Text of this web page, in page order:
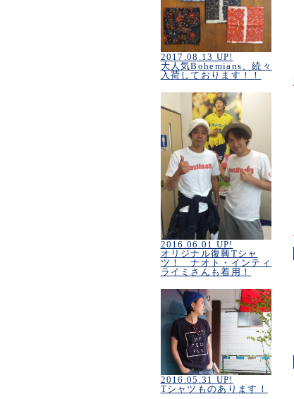
2017.08.13 UP!
大人気Bohemians、続々
入荷しております！！
2016.06.01 UP!
オリジナル復興Tシャ
ツ！ ナオト・インティ
ライミさんも着用！
2016.05.31 UP!
Tシャツものあります！